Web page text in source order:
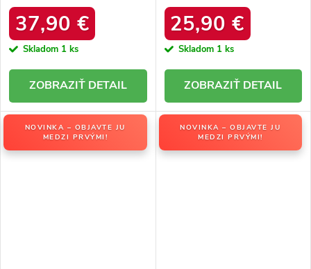
BLACK
37,90 €
Skladom 1 ks
DETAIL
W8009 BLACK
25,90 €
Skladom 1 ks
DETAIL
NOVINKA – OBJAVTE JU
MEDZI PRVÝMI!
NOVINKA – OBJAVTE JU
MEDZI PRVÝMI!